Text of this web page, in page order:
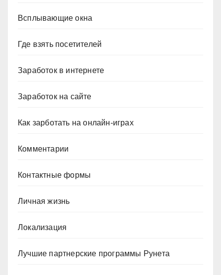
Всплывающие окна
Где взять посетителей
Заработок в интернете
Заработок на сайте
Как зарботать на онлайн-играх
Комментарии
Контактные формы
Личная жизнь
Локализация
Лучшие партнерские программы Рунета